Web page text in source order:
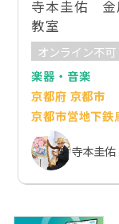
寺本圭佑 金
教室
オンライン不可
楽器・音楽
京都府 京都市
京都市営地下鉄
寺本圭佑